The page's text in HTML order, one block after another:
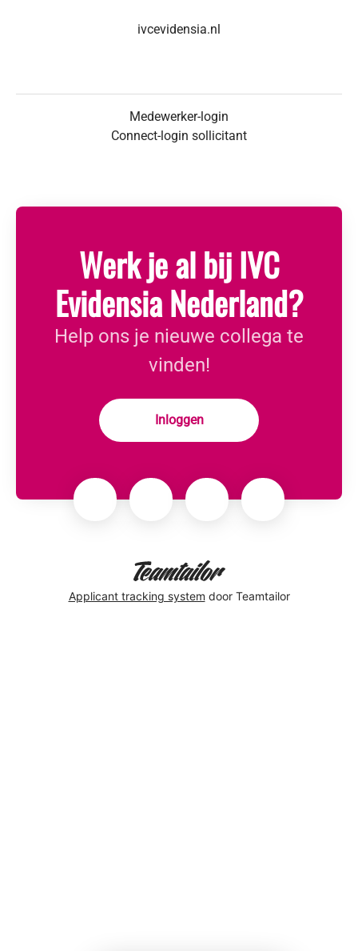
ivcevidensia.nl
Medewerker-login
Connect-login sollicitant
Werk je al bij IVC
Evidensia Nederland?
Help ons je nieuwe collega te
vinden!
Inloggen
Applicant tracking system door Teamtailor